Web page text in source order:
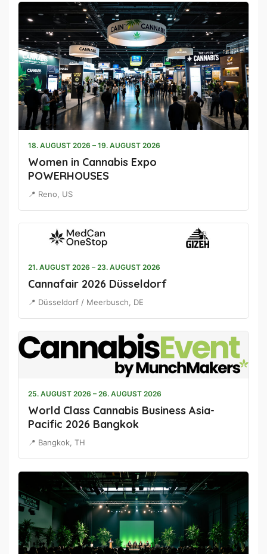
18. AUGUST 2026 – 19. AUGUST 2026
Women in Cannabis Expo
POWERHOUSES
📍 Reno, US
21. AUGUST 2026 – 23. AUGUST 2026
Cannafair 2026 Düsseldorf
📍 Düsseldorf / Meerbusch, DE
25. AUGUST 2026 – 26. AUGUST 2026
World Class Cannabis Business Asia-
Pacific 2026 Bangkok
📍 Bangkok, TH